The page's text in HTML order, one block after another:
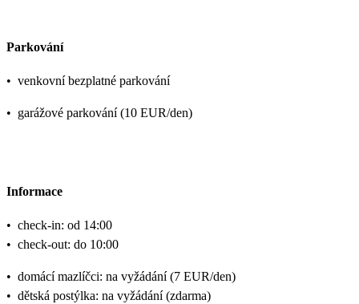
Parkování
• venkovní bezplatné parkování
• garážové parkování (10 EUR/den)
Informace
• check-in: od 14:00
• check-out: do 10:00
• domácí mazlíčci: na vyžádání (7 EUR/den)
• dětská postýlka: na vyžádání (zdarma)